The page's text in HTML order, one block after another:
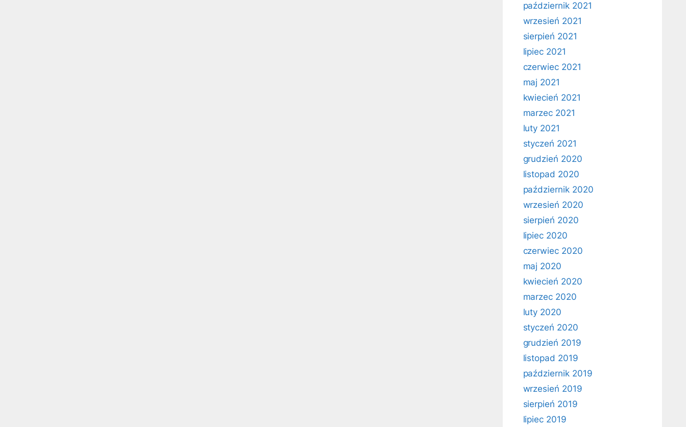
październik 2021
wrzesień 2021
sierpień 2021
lipiec 2021
czerwiec 2021
maj 2021
kwiecień 2021
marzec 2021
luty 2021
styczeń 2021
grudzień 2020
listopad 2020
październik 2020
wrzesień 2020
sierpień 2020
lipiec 2020
czerwiec 2020
maj 2020
kwiecień 2020
marzec 2020
luty 2020
styczeń 2020
grudzień 2019
listopad 2019
październik 2019
wrzesień 2019
sierpień 2019
lipiec 2019